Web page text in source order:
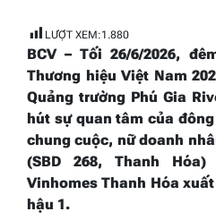
LƯỢT XEM:1.880
BCV – Tối 26/6/2026,
Thương hiệu Việt Nam
Quảng trường Phú Gia
hút sự quan tâm của
chung cuộc, nữ doanh
(SBD 268, Thanh
Vinhomes Thanh Hóa
hậu 1.